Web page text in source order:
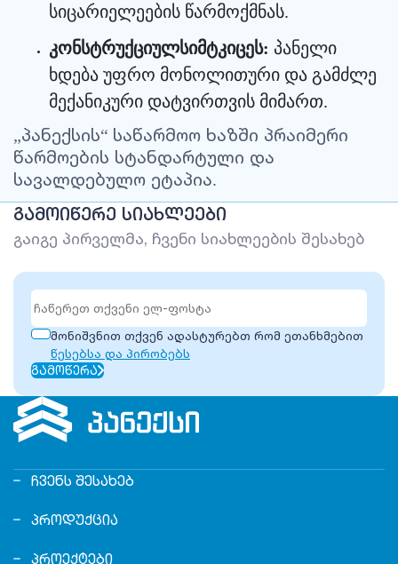
სიცარიელეების წარმოქმნას.
კონსტრუქციულსიმტკიცეს: პანელი
ხდება უფრო მონოლითური და გამძლე
მექანიკური დატვირთვის მიმართ.
„პანექსის“ საწარმოო ხაზში პრაიმერი
წარმოების სტანდარტული და
სავალდებულო ეტაპია.
ᲒᲐᲛᲝᲘᲬᲔᲠᲔ ᲡᲘᲐᲮᲚᲔᲔᲑᲘ
გაიგე პირველმა, ჩვენი სიახლეების შესახებ
მონიშვნით თქვენ ადასტურებთ რომ ეთანხმებით
წესებსა და პირობებს
ᲒᲐᲛᲝᲬᲔᲠᲐ
ᲩᲕᲔᲜᲡ ᲨᲔᲡᲐᲮᲔᲑ
ᲞᲠᲝᲓᲣᲥᲪᲘᲐ
ᲞᲠᲝᲔᲥᲢᲔᲑᲘ